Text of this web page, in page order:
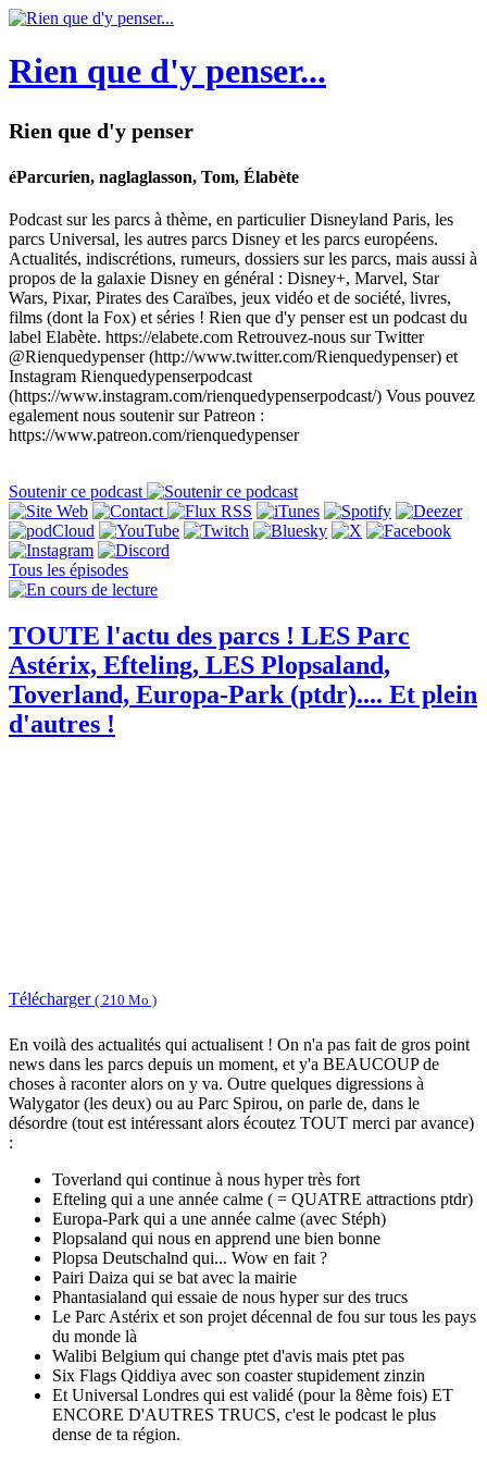
Rien que d'y penser...
Rien que d'y penser
éParcurien, naglaglasson, Tom, Élabète
Podcast sur les parcs à thème, en particulier Disneyland Paris, les
parcs Universal, les autres parcs Disney et les parcs européens.
Actualités, indiscrétions, rumeurs, dossiers sur les parcs, mais aussi à
propos de la galaxie Disney en général : Disney+, Marvel, Star
Wars, Pixar, Pirates des Caraïbes, jeux vidéo et de société, livres,
films (dont la Fox) et séries ! Rien que d'y penser est un podcast du
label Elabète. https://elabete.com Retrouvez-nous sur Twitter
@Rienquedypenser (http://www.twitter.com/Rienquedypenser) et
Instagram Rienquedypenserpodcast
(https://www.instagram.com/rienquedypenserpodcast/) Vous pouvez
egalement nous soutenir sur Patreon :
https://www.patreon.com/rienquedypenser
Soutenir ce podcast
Tous les épisodes
TOUTE l'actu des parcs ! LES Parc
Astérix, Efteling, LES Plopsaland,
Toverland, Europa-Park (ptdr).... Et plein
d'autres !
Télécharger ( 210 Mo )
En voilà des actualités qui actualisent ! On n'a pas fait de gros point
news dans les parcs depuis un moment, et y'a BEAUCOUP de
choses à raconter alors on y va. Outre quelques digressions à
Walygator (les deux) ou au Parc Spirou, on parle de, dans le
désordre (tout est intéressant alors écoutez TOUT merci par avance)
:
Toverland qui continue à nous hyper très fort
Efteling qui a une année calme ( = QUATRE attractions ptdr)
Europa-Park qui a une année calme (avec Stéph)
Plopsaland qui nous en apprend une bien bonne
Plopsa Deutschalnd qui... Wow en fait ?
Pairi Daiza qui se bat avec la mairie
Phantasialand qui essaie de nous hyper sur des trucs
Le Parc Astérix et son projet décennal de fou sur tous les pays
du monde là
Walibi Belgium qui change ptet d'avis mais ptet pas
Six Flags Qiddiya avec son coaster stupidement zinzin
Et Universal Londres qui est validé (pour la 8ème fois) ET
ENCORE D'AUTRES TRUCS, c'est le podcast le plus
dense de ta région.